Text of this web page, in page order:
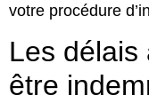
votre procédure
Les délais
être